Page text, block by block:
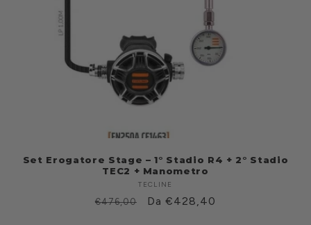
Set Erogatore Stage – 1° Stadio R4 + 2° Stadio
TEC2 + Manometro
Fabricante:
TECLINE
Prezzo
€476,00
Prezzo
Da €428,40